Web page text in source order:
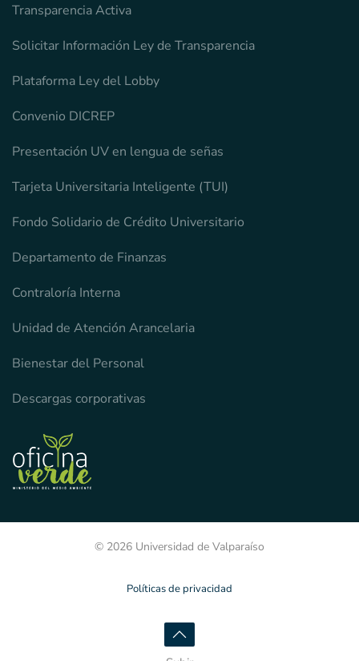
Transparencia Activa
Solicitar Información Ley de Transparencia
Plataforma Ley del Lobby
Convenio DICREP
Presentación UV en lengua de señas
Tarjeta Universitaria Inteligente (TUI)
Fondo Solidario de Crédito Universitario
Departamento de Finanzas
Contraloría Interna
Unidad de Atención Arancelaria
Bienestar del Personal
Descargas corporativas
© 2026 Universidad de Valparaíso
Políticas de privacidad